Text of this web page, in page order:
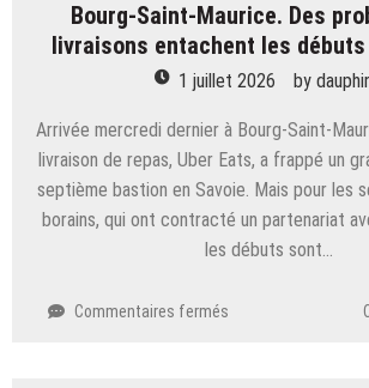
issu
de
la
:
comment
le
Chalet
du
Sire
Bourg-Saint-Maurice. Des
livraisons entachent les débuts
1 juillet 2026 by
Arrivée mercredi dernier à Bourg-Saint-
livraison de repas, Uber Eats, a frappé un
septième bastion en Savoie. Mais pour les
borains, qui ont contracté un partenariat
les débuts sont…
Commentaires fermés